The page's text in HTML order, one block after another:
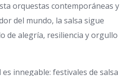
orquestas contemporáneas y
del mundo, la salsa sigue
de alegría, resiliencia y orgullo
es innegable: festivales de salsa